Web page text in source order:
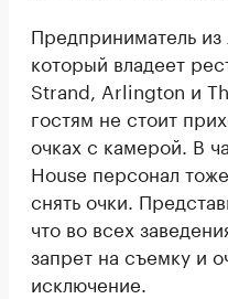
Предприниматель
который владеет
Strand, Arlington и
гостям не стоит
очках с камерой. В
House персонал
снять очки.
что во всех
запрет на съемку и
исключение.